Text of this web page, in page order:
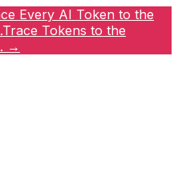
Every AI Token to the
Trace Tokens to the
→